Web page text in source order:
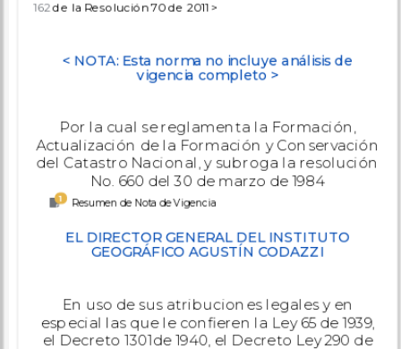
162 de la Resolución 70 de 2011 >
< NOTA: Esta norma no incluye análisis de
vigencia completo >
Por la cual se reglamenta la Formación,
Actualización de la Formación y Conservación
del Catastro Nacional, y subroga la resolución
No. 660 del 30 de marzo de 1984
1 Resumen de Nota de Vigencia
EL DIRECTOR GENERAL DEL INSTITUTO
GEOGRÁFICO AGUSTÍN CODAZZI
En uso de sus atribuciones legales y en
especial las que le confieren la Ley 65 de 1939,
el Decreto 1301de 1940, el Decreto Ley 290 de